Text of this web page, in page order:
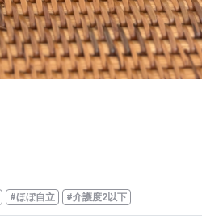
#ほぼ自立 #介護度2以下